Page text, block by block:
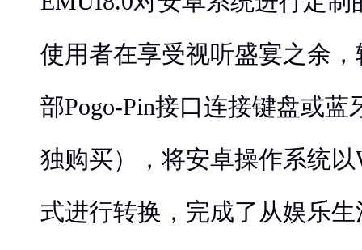
使用者在享受视听盛宴之余
部Pogo-Pin接口连接键盘或蓝
独购买），将安卓操作系统以
式进行转换，完成了从娱乐